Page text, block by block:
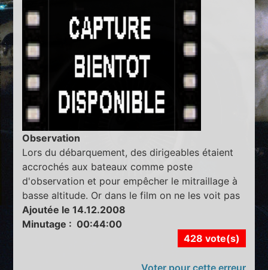
Observation
Lors du débarquement, des dirigeables étaient
accrochés aux bateaux comme poste
d'observation et pour empêcher le mitraillage à
basse altitude. Or dans le film on ne les voit pas
Ajoutée le 14.12.2008
Minutage : 00:44:00
428 vote(s)
Voter pour cette erreur